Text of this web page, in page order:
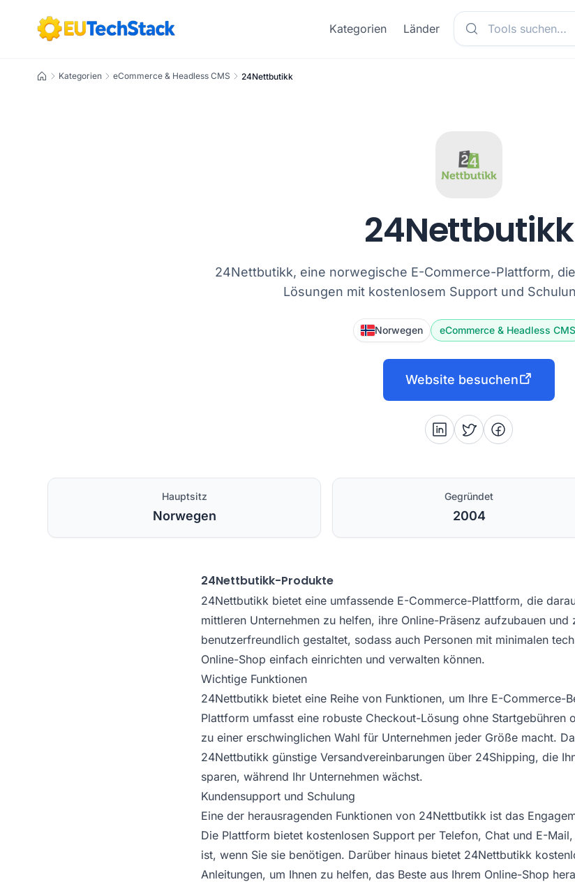
Kategorien Länder
StartseiteKategorien eCommerce & Headless CMS 24Nettbutikk
24Nettbutikk
24Nettbutikk, eine norwegische E-Commerce-Plattform,
Lösungen mit kostenlosem Support und
Norwegen eCommerce & Headless CMS
Website besuchen
Hauptsitz
Norwegen
Gegründet
2004
24Nettbutikk-Produkte
24Nettbutikk bietet eine umfassende E-Commerce-Plattform, die
mittleren Unternehmen zu helfen, ihre Online-Präsenz aufzubauen
benutzerfreundlich gestaltet, sodass auch Personen mit minimalen
Online-Shop einfach einrichten und verwalten können.
Wichtige Funktionen
24Nettbutikk bietet eine Reihe von Funktionen, um Ihre E-Commerce-
Plattform umfasst eine robuste Checkout-Lösung ohne Startgebühren
zu einer erschwinglichen Wahl für Unternehmen jeder Größe macht.
24Nettbutikk günstige Versandvereinbarungen über 24Shipping, die
sparen, während Ihr Unternehmen wächst.
Kundensupport und Schulung
Eine der herausragenden Funktionen von 24Nettbutikk ist das
Die Plattform bietet kostenlosen Support per Telefon, Chat und E-
ist, wenn Sie sie benötigen. Darüber hinaus bietet 24Nettbutikk
Anleitungen, um Ihnen zu helfen, das Beste aus Ihrem Online-Shop